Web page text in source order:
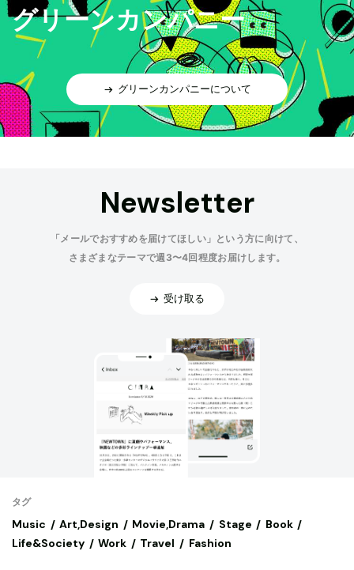
グリーンカンパニー
グリーンカンパニーについて
Newsletter
「メールでおすすめを届けてほしい」という方に向けて、
さまざまなテーマで週3〜4回程度お届けします。
受け取る
タグ
Music Art,Design Movie,Drama Stage
Book
Life&Society
Work Travel Fashion